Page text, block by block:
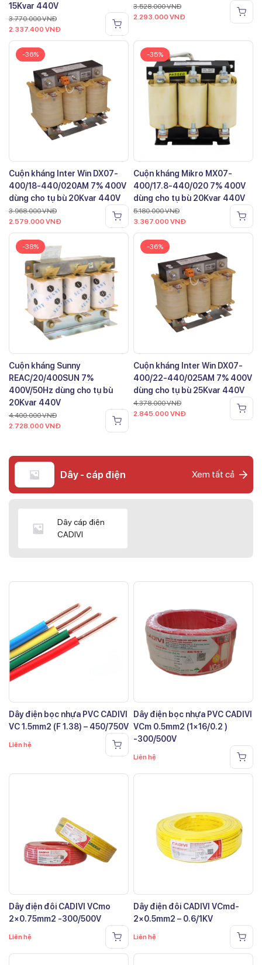
15Kvar 440V
3.770.000VNĐ
2.337.400 VNĐ
3.528.000VNĐ
2.293.000 VNĐ
-36%
Cuộn kháng Inter Win DX07-
400/18-440/020AM 7% 400V
dùng cho tụ bù 20Kvar 440V
3.968.000VNĐ
2.579.000 VNĐ
-35%
Cuộn kháng Mikro MX07-
400/17.8-440/020 7% 400V
dùng cho tụ bù 20Kvar 440V
5.180.000VNĐ
3.367.000 VNĐ
-38%
Cuộn kháng Sunny
REAC/20/400SUN 7%
400V/50Hz dùng cho tụ bù
20Kvar 440V
4.400.000VNĐ
2.728.000 VNĐ
-36%
Cuộn kháng Inter Win DX07-
400/22-440/025AM 7% 400V
dùng cho tụ bù 25Kvar 440V
4.378.000VNĐ
2.845.000 VNĐ
Dây - cáp điện Xem tất cả
Dây cáp điện
CADIVI
Dây điện bọc nhựa PVC CADIVI
VC 1.5mm2 (F 1.38) – 450/750V
Liên hệ
Dây điện bọc nhựa PVC CADIVI
VCm 0.5mm2 (1×16/0.2 )
-300/500V
Liên hệ
Dây điện đôi CADIVI VCmo
2×0.75mm2 -300/500V
Liên hệ
Dây điện đôi CADIVI VCmd-
2×0.5mm2 – 0.6/1KV
Liên hệ